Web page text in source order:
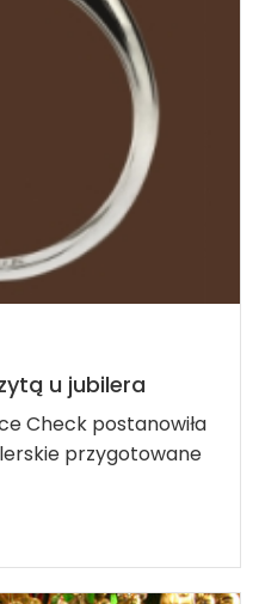
u jubilera
Check postanowiła
przygotowane